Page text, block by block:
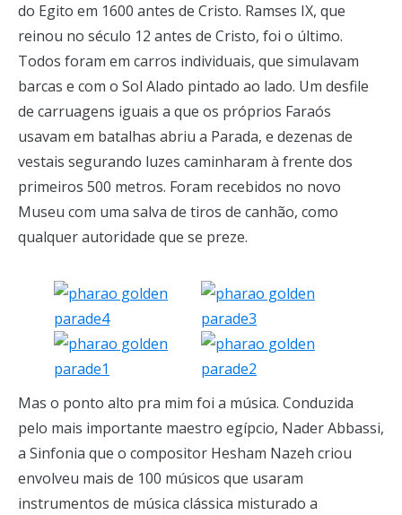
do Egito em 1600 antes de Cristo. Ramses IX, que
reinou no século 12 antes de Cristo, foi o último.
Todos foram em carros individuais, que simulavam
barcas e com o Sol Alado pintado ao lado. Um desfile
de carruagens iguais a que os próprios Faraós
usavam em batalhas abriu a Parada, e dezenas de
vestais segurando luzes caminharam à frente dos
primeiros 500 metros. Foram recebidos no novo
Museu com uma salva de tiros de canhão, como
qualquer autoridade que se preze.
Mas o ponto alto pra mim foi a música. Conduzida
pelo mais importante maestro egípcio, Nader Abbassi,
a Sinfonia que o compositor Hesham Nazeh criou
envolveu mais de 100 músicos que usaram
instrumentos de música clássica misturado a